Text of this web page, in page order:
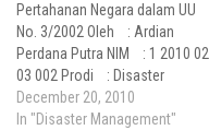
Pertahanan Negara dalam UU
No. 3/2002 Oleh : Ardian
Perdana Putra NIM : 1 2010 02
03 002 Prodi : Disaster
Management for National
Defense Pendahuluan Sesuai
December 20, 2010
In "Disaster Management"